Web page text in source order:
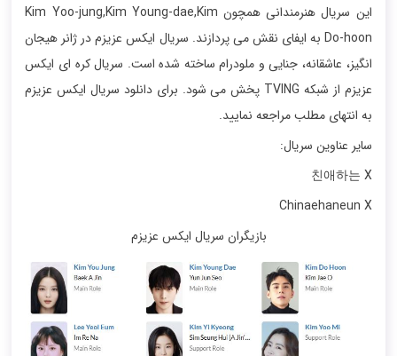
این سریال هنرمندانی همچون Kim Yoo-jung,Kim Young-dae,Kim
Do-hoon به ایفای نقش می پردازند. سریال ایکس عزیزم در ژانر هیجان
انگیز، عاشقانه، جنایی و ملودرام ساخته شده است. سریال کره ای ایکس
عزیزم از شبکه TVING پخش می شود. برای دانلود سریال ایکس عزیزم
به انتهای مطلب مراجعه نمایید.
سایر عناوین سریال:
친애하는 X
Chinaehaneun X
بازیگران سریال ایکس عزیزم